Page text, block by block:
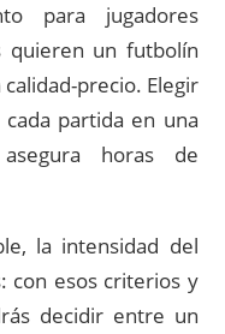
para jugadores
quieren un futbolín
precio. Elegir
partida en una
horas de
la intensidad del
con esos criterios y
decidir entre un